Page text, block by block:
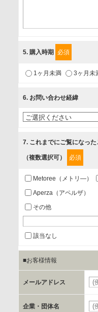
1.当社が取り扱う商品・
2.当社が開催（主催・共
3.お客様の業務内容、及
4.お客様満足度調査等の
第三者提供の有無
あり
a.個人情報の提供・利用
当該企業/団体のサービ
情報を提供するため
b.第三者に提供される個
郵便番号、住所、電話
5. 購入時期 必須
1ヶ月未満 3ヶ月未
6. お問い合わせ経緯
7. これまでにご覧になっ
（複数選択可） 必須
Metoree（メトリ—）
Aperza（アペルザ）
その他
該当なし
■お客様情報
メールアドレス
企業・団体名